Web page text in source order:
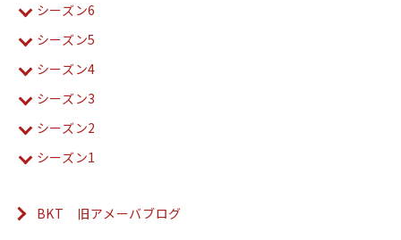
シーズン6
シーズン5
シーズン4
シーズン3
シーズン2
シーズン1
BKT 旧アメーバブログ